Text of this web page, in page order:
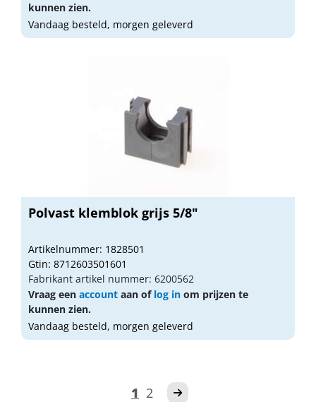
kunnen zien.
Vandaag besteld, morgen geleverd
Polvast klemblok grijs 5/8"
Artikelnummer: 1828501
Gtin: 8712603501601
Fabrikant artikel nummer: 6200562
Vraag een account aan of log in om prijzen te
kunnen zien.
Vandaag besteld, morgen geleverd
1 2